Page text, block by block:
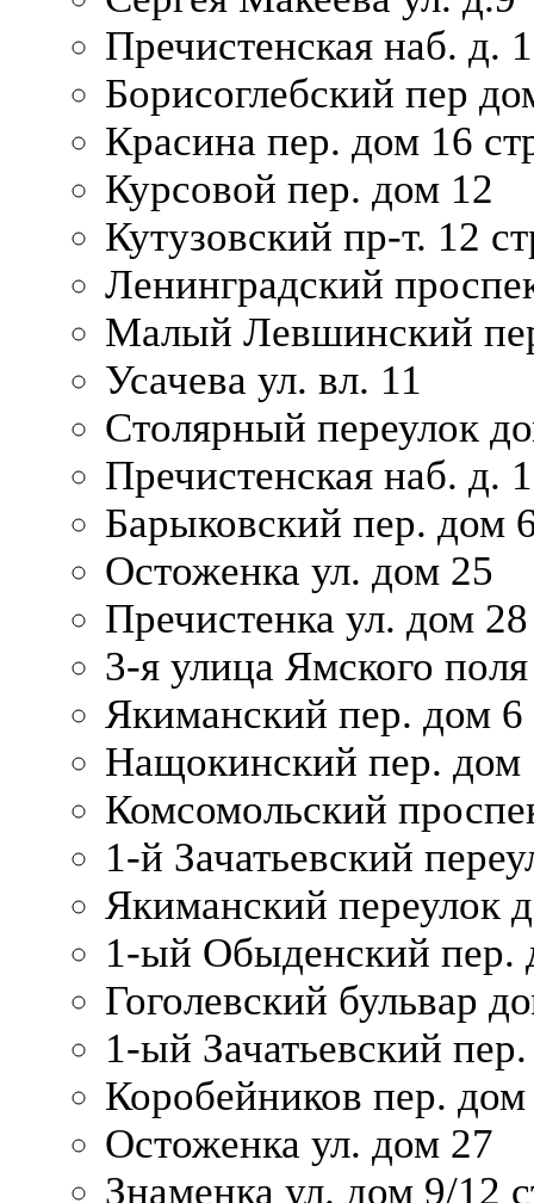
Пречистенская наб. д.
Борисоглебский пер
Красина пер. дом 16
Курсовой пер. дом 12
Кутузовский пр-т. 12
Ленинградский
Малый Левшинский
Усачева ул. вл. 11
Столярный переулок
Пречистенская наб. д.
Барыковский пер. дом
Остоженка ул. дом 25
Пречистенка ул. дом 28
3-я улица Ямского
Якиманский пер. дом 6
Нащокинский пер. дом
Комсомольский
1-й Зачатьевский
Якиманский переулок
1-ый Обыденский пер.
Гоголевский бульвар
1-ый Зачатьевский
Коробейников пер.
Остоженка ул. дом 27
Знаменка ул. дом 9/12